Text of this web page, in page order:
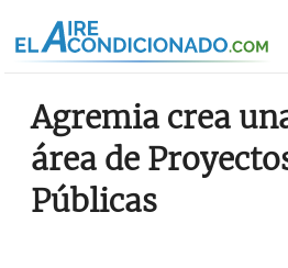
Agremia crea
área de
Públicas